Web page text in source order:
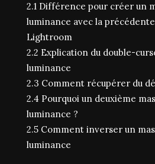
2.1 Différence pour créer un
luminance avec la
Lightroom
2.2 Explication du double-
luminance
2.3 Comment récupérer du
2.4 Pourquoi un deuxième
luminance ?
2.5 Comment inverser un
luminance